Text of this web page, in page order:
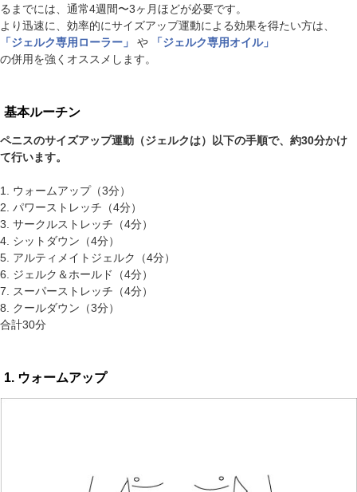
るまでには、通常4週間〜3ヶ月ほどが必要です。
より迅速に、効率的にサイズアップ運動による効果を得たい方は、
「ジェルク専用ローラー」
や
「ジェルク専用オイル」
の併用を強くオススメします。
基本ルーチン
ペニスのサイズアップ運動（ジェルクは）以下の手順で、約30分かけ
て行います。
1. ウォームアップ（3分）
2. パワーストレッチ（4分）
3. サークルストレッチ（4分）
4. シットダウン（4分）
5. アルティメイトジェルク（4分）
6. ジェルク＆ホールド（4分）
7. スーパーストレッチ（4分）
8. クールダウン（3分）
合計30分
1. ウォームアップ